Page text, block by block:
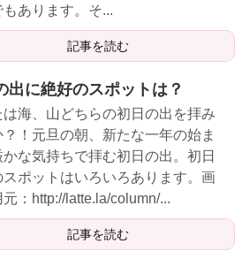
あります。そ...
記事を読む
出に絶好のスポットは？
は海、山どちらの初日の出を拝み
？！元旦の朝、新たな一年の始ま
かな気持ちで拝む初日の出。初日
スポットはいろいろあります。画
：http://latte.la/column/...
記事を読む